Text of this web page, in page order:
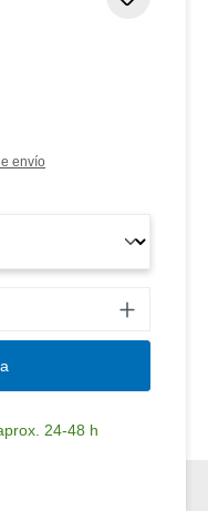
envío
24-48 h